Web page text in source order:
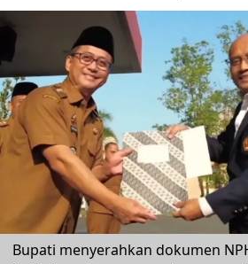
Bupati menyerahkan dokumen